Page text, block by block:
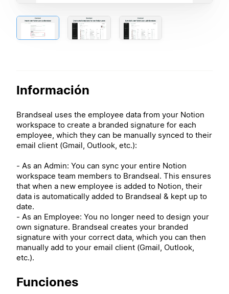
Información
Brandseal uses the employee data from your Notion
workspace to create a branded signature for each
employee, which they can be manually synced to their
email client (Gmail, Outlook, etc.):
- As an Admin: You can sync your entire Notion
workspace team members to Brandseal. This ensures
that when a new employee is added to Notion, their
data is automatically added to Brandseal & kept up to
date.
- As an Employee: You no longer need to design your
own signature. Brandseal creates your branded
signature with your correct data, which you can then
manually add to your email client (Gmail, Outlook,
etc.).
Funciones